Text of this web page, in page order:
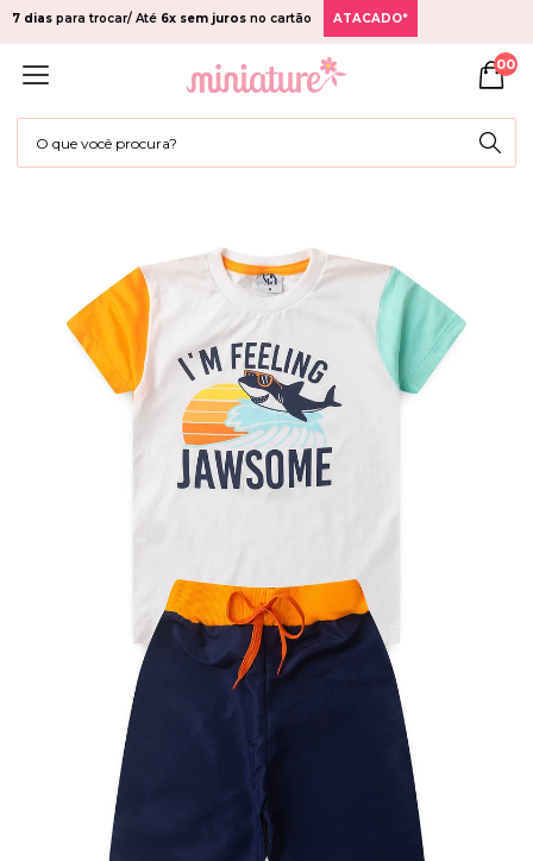
7 dias para trocar/ Até 6x sem juros no cartão ATACADO*
00